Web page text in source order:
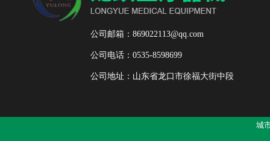
公司邮箱：869022113@qq.com
公司电话：0535-8598699
公司地址：山东省龙口市徐福大街中段
城